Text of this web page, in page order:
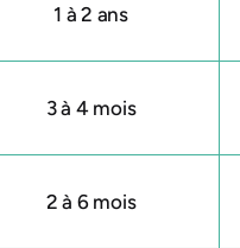
1 à 2 ans
3 à 4 mois
2 à 6 mois